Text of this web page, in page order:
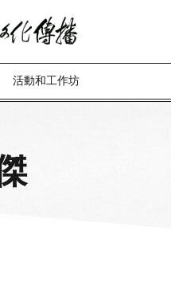
活動和工作坊